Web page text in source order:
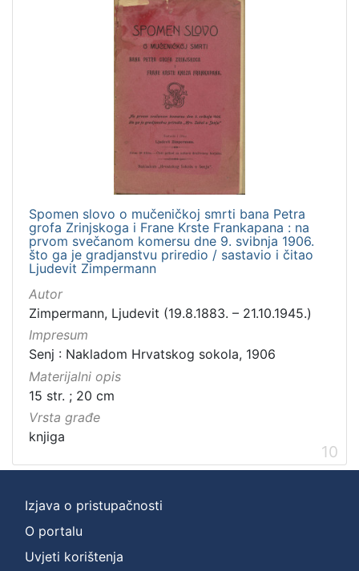
Spomen slovo o mučeničkoj smrti bana Petra
grofa Zrinjskoga i Frane Krste Frankapana : na
prvom svečanom komersu dne 9. svibnja 1906.
što ga je gradjanstvu priredio / sastavio i čitao
Ljudevit Zimpermann
Autor
Zimpermann, Ljudevit (19.8.1883. – 21.10.1945.)
Impresum
Senj : Nakladom Hrvatskog sokola, 1906
Materijalni opis
15 str. ; 20 cm
Vrsta građe
knjiga
10
Izjava o pristupačnosti
O portalu
Uvjeti korištenja